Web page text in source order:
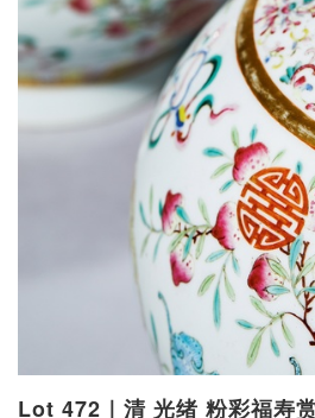
Lot 472｜清 光绪 粉彩福寿